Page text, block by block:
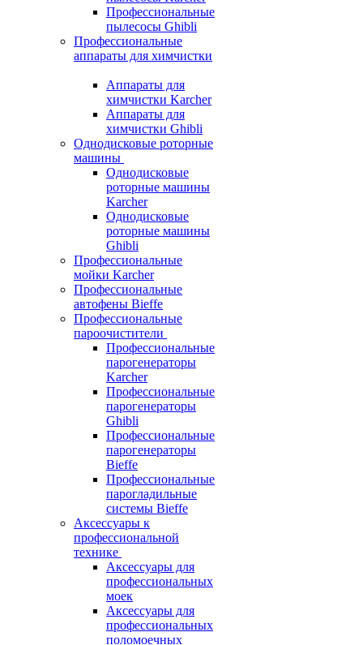
Профессиональные
пылесосы Ghibli
Профессиональные
аппараты для химчистки
Аппараты для
химчистки Karcher
Аппараты для
химчистки Ghibli
Однодисковые роторные
машины
Однодисковые
роторные машины
Karcher
Однодисковые
роторные машины
Ghibli
Профессиональные
мойки Karcher
Профессиональные
автофены Bieffe
Профессиональные
пароочистители
Профессиональные
парогенераторы
Karcher
Профессиональные
парогенераторы
Ghibli
Профессиональные
парогенераторы
Bieffe
Профессиональные
парогладильные
системы Bieffe
Аксессуары к
профессиональной
технике
Аксессуары для
профессиональных
моек
Аксессуары для
профессиональных
поломоечных